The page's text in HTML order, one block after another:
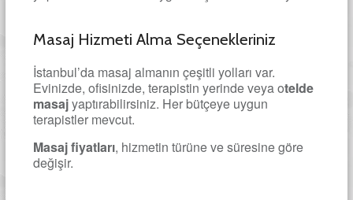
Masaj Hizmeti Alma Seçenekleriniz
İstanbul’da masaj almanın çeşitli yolları var.
Evinizde, ofisinizde, terapistin yerinde veya otelde
masajyaptırabilirsiniz. Her bütçeye uygun
terapistler mevcut.
Masaj fiyatları, hizmetin türüne ve süresine göre
değişir.